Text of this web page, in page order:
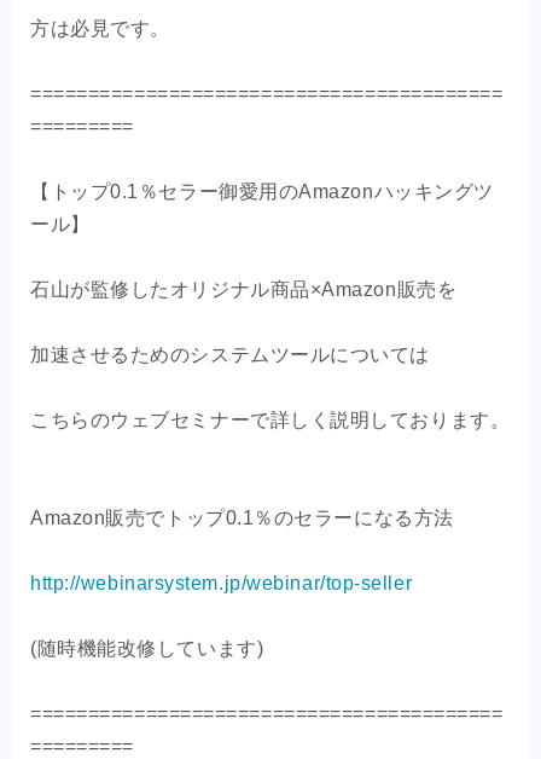
方は必見です。
=========================================
=========
【トップ0.1％セラー御愛用のAmazonハッキングツ
ール】
石山が監修したオリジナル商品×Amazon販売を
加速させるためのシステムツールについては
こちらのウェブセミナーで詳しく説明しております。
Amazon販売でトップ0.1％のセラーになる方法
http://webinarsystem.jp/webinar/top-seller
(随時機能改修しています)
=========================================
=========